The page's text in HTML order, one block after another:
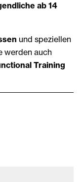
ab 14
und speziellen
werden auch
Training